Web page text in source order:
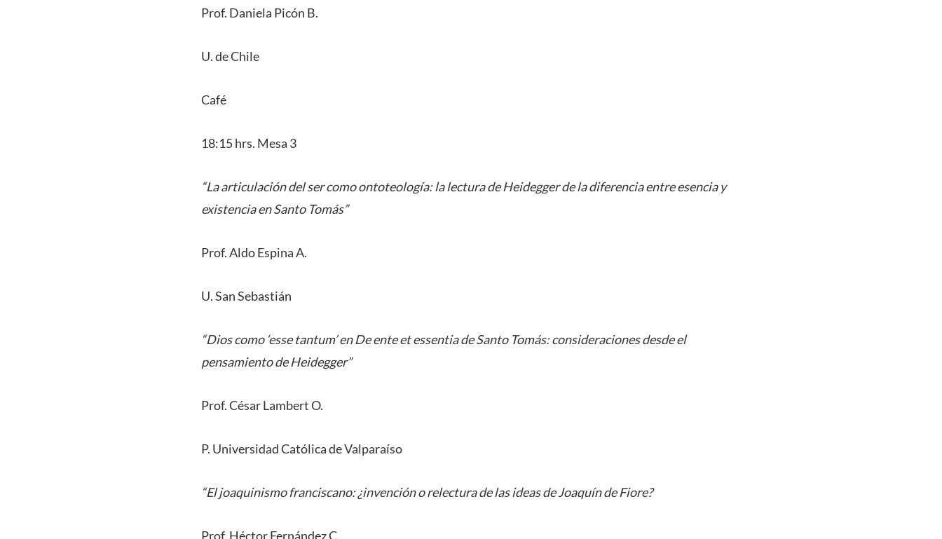
Prof. Daniela Picón B.
U. de Chile
Café
18:15 hrs. Mesa 3
“La articulación del ser como ontoteología: la lectura de Heidegger de la diferencia entre esencia y
existencia en Santo Tomás”
Prof. Aldo Espina A.
U. San Sebastián
“Dios como ‘esse tantum’ en De ente et essentia de Santo Tomás: consideraciones desde el
pensamiento de Heidegger”
Prof. César Lambert O.
P. Universidad Católica de Valparaíso
“El joaquinismo franciscano: ¿invención o relectura de las ideas de Joaquín de Fiore?
Prof. Héctor Fernández C.